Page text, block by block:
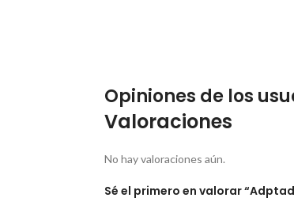
Opiniones de los
Valoraciones
No hay valoraciones aún.
Sé el primero en valorar